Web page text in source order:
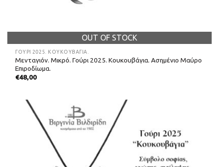
OUT OF STOCK
ΓΟΎΡΙ 2025. ΚΟΥΚΟΥΒΆΓΙΑ.
Μενταγιόν. Μικρό. Γούρι 2025. Κουκουβάγια. Ασημένιο Μαύρο
Επιροδίωμα.
€48,00